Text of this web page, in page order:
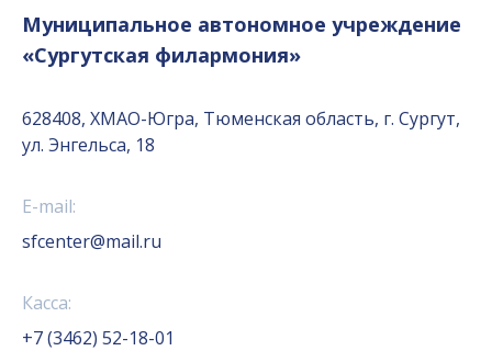
Муниципальное автономное учреждение
«Сургутская филармония»
628408, ХМАО-Югра, Тюменская область, г. Сургут,
ул. Энгельса, 18
E-mail:
sfcenter@mail.ru
Касса:
+7 (3462) 52-18-01